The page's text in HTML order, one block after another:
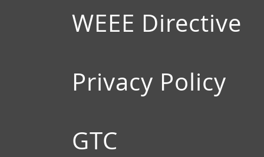
WEEE Directive
Privacy Policy
GTC